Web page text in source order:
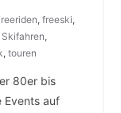
, freeski,
Skifahren,
, touren
80er bis
Events auf